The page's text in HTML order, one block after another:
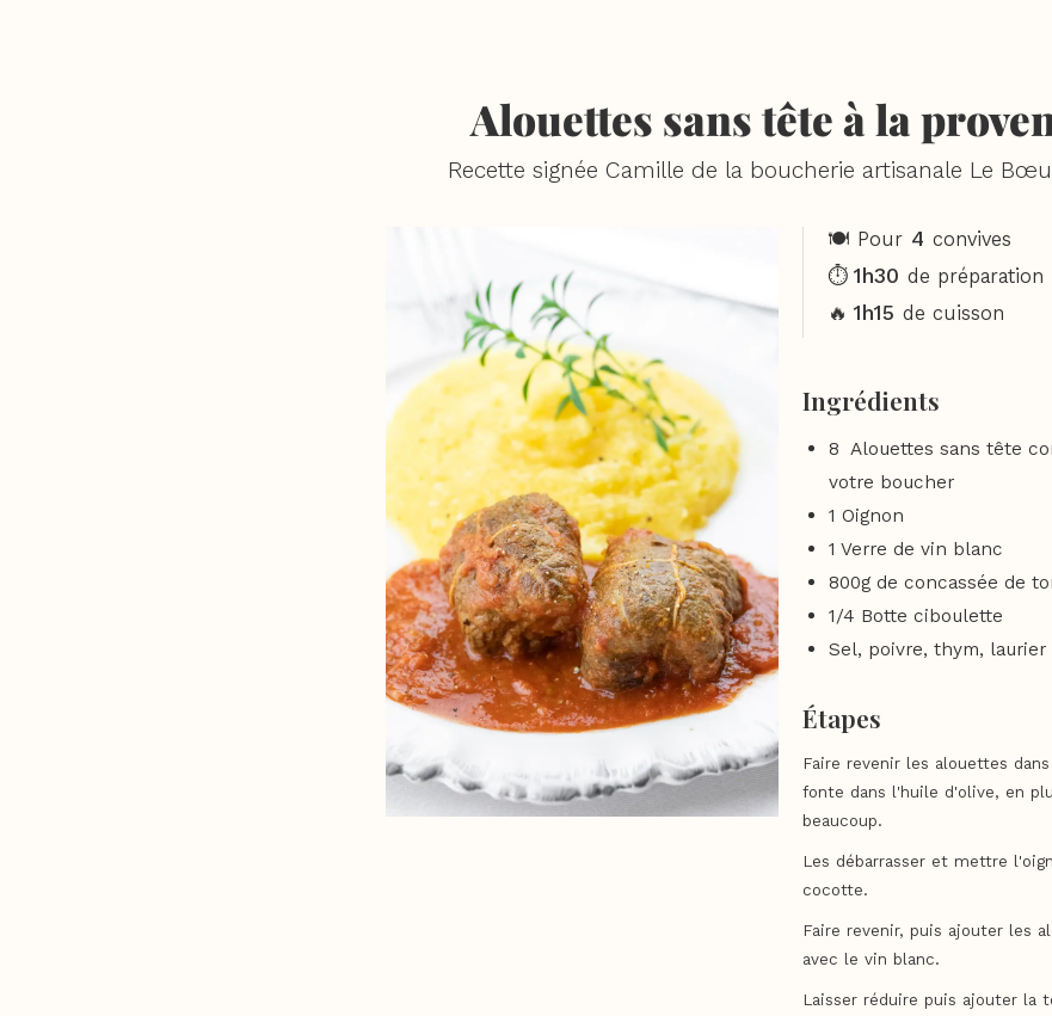
Alouettes sans tête à la
Recette signée Camille de la boucherie artisanale Le
🍽️ Pour 4 convives
⏱️ 1h30 de préparation
🔥 1h15 de cuisson
Ingrédients
8 Alouettes sans tête
votre boucher
1 Oignon
1 Verre de vin blanc
800g de concassée de
1/4 Botte ciboulette
Sel, poivre, thym, laurier
Étapes
Faire revenir les alouettes
fonte dans l'huile d'olive, en
beaucoup.
Les débarrasser et mettre
cocotte.
Faire revenir, puis ajouter les
avec le vin blanc.
Laisser réduire puis ajouter la